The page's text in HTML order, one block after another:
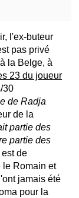
l'ex-buteur
pas privé
à la Belge, à
23 du joueur
30
de Radja
de la
partie des
partie des
Il est de
le Romain et
jamais été
pour la